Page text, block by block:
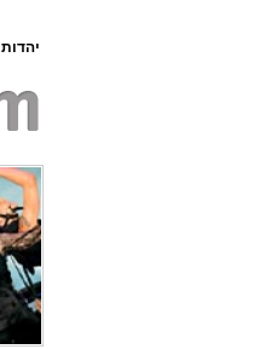
יהדות